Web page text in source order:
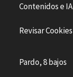
Contenidos e IA
Revisar Cookies
Pardo, 8 bajos